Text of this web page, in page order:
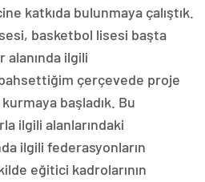
katkıda bulunmaya çalıştık.
basketbol lisesi başta
ilgili
çerçevede proje
başladık. Bu
ilgili alanlarındaki
ilgili federasyonların
eğitici kadrolarının